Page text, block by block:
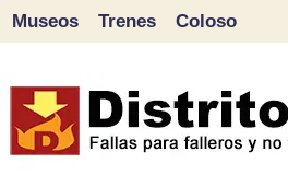
contenido
Museos Trenes Coloso